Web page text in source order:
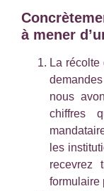
à mener
La
nous
chiffres
les
recevrez
formulaire